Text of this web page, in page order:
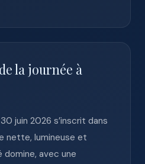
la journée à
juin 2026 s’inscrit dans
nette, lumineuse et
domine, avec une